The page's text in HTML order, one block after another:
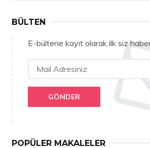
BÜLTEN
E-bültene kayıt olarak ilk siz
GÖNDER
POPÜLER MAKALELER